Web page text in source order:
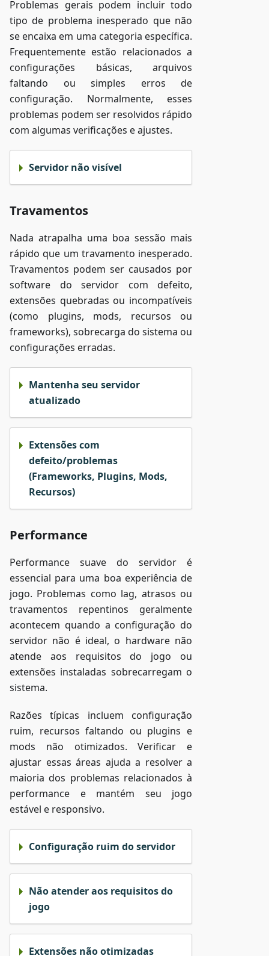
Problemas gerais podem incluir todo
tipo de problema inesperado que não
se encaixa em uma categoria específica.
Frequentemente estão relacionados a
configurações básicas, arquivos
faltando ou simples erros de
configuração. Normalmente, esses
problemas podem ser resolvidos rápido
com algumas verificações e ajustes.
Servidor não visível
Travamentos
Nada atrapalha uma boa sessão mais
rápido que um travamento inesperado.
Travamentos podem ser causados por
software do servidor com defeito,
extensões quebradas ou incompatíveis
(como plugins, mods, recursos ou
frameworks), sobrecarga do sistema ou
configurações erradas.
Mantenha seu servidor
atualizado
Extensões com
defeito/problemas
(Frameworks, Plugins, Mods,
Recursos)
Performance
Performance suave do servidor é
essencial para uma boa experiência de
jogo. Problemas como lag, atrasos ou
travamentos repentinos geralmente
acontecem quando a configuração do
servidor não é ideal, o hardware não
atende aos requisitos do jogo ou
extensões instaladas sobrecarregam o
sistema.
Razões típicas incluem configuração
ruim, recursos faltando ou plugins e
mods não otimizados. Verificar e
ajustar essas áreas ajuda a resolver a
maioria dos problemas relacionados à
performance e mantém seu jogo
estável e responsivo.
Configuração ruim do servidor
Não atender aos requisitos do
jogo
Extensões não otimizadas